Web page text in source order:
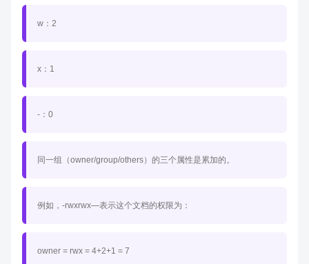
w：2
x：1
-：0
同一组（owner/group/others）的三个属性是累加的。
例如，-rwxrwx—表示这个文档的权限为：
owner = rwx = 4+2+1 = 7